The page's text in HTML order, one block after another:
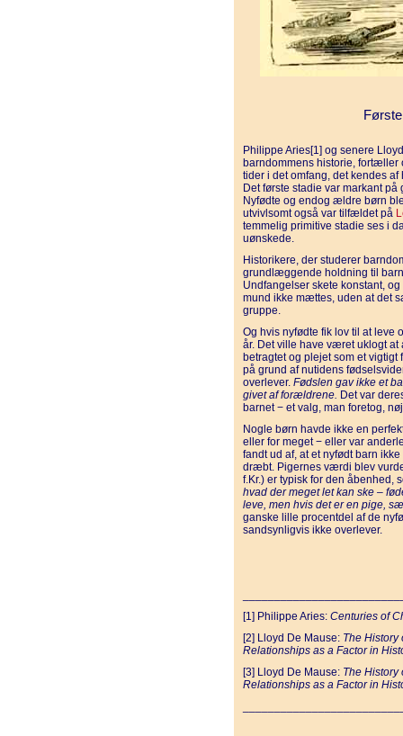
Philippe Aries[1] og senere
barndommens historie, fortæller
tider i det omfang, det kendes
Det første stadie var markant
Nyfødte og endog ældre børn
utvivlsomt også var tilfældet på
temmelig primitive stadie ses i
uønskede.
Historikere, der studerer
grundlæggende holdning til
Undfangelser skete konstant,
mund ikke mættes, uden at det
gruppe.
Og hvis nyfødte fik lov til at leve
år. Det ville have været uklogt
betragtet og plejet som et
på grund af nutidens
overlever. Fødslen gav ikke et
givet af forældrene. Det var
barnet − et valg, man foretog,
Nogle børn havde ikke en
eller for meget − eller var
fandt ud af, at et nyfødt barn
dræbt. Pigernes værdi blev
f.Kr.) er typisk for den åbenhed,
hvad der meget let kan ske –
leve, men hvis det er en pige,
ganske lille procentdel af de
sandsynligvis ikke overlever.
[1] Philippe Aries: Centuries of
[2] Lloyd De Mause: The
Relationships as a Factor in
[3] Lloyd De Mause: The History
Relationships as a Factor in